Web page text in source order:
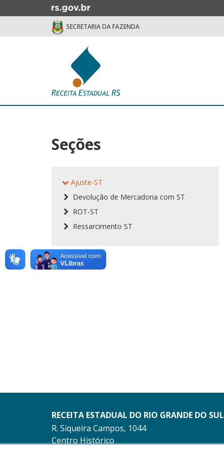
para
Ir
SECRETARIA DA FAZENDA
Seções
Ajuste-ST
Devolução de Mercadoria com ST
ROT-ST
Ressarcimento ST
RECEITA ESTADUAL DO RIO GRANDE DO SUL
R. Siqueira Campos, 1044
Centro Histórico